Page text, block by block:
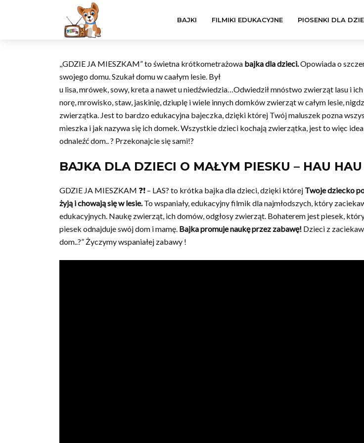
BAJKI FILMIKI EDUKACYJNE PIOSENKI DLA
,,GDZIE JA MIESZKAM” to świetna krótkometrażowa bajka dla dzieci.Opowiada o
swojego domu. Szukał domu w caałym lesie. Był
u lisa, mrówek, sowy, kreta a nawet u niedźwiedzia…Odwiedził mnóstwo zwierząt lasu i
norę, mrowisko, staw, jaskinię, dziuplę i wiele innych domków zwierząt w całym lesie,
zwierzątka. Jest to bardzo edukacyjna bajeczka, dzięki której Twój maluszek pozna
mieszka i jak nazywa się ich domek. Wszystkie dzieci kochają zwierzątka, jest to więc
odnaleźć dom.. ? Przekonajcie się sami!?
BAJKA DLA DZIECI O MAŁYM PIESKU – HAU HAU
GDZIE JA MIESZKAM ❓❗ – LAS? to krótka bajka dla dzieci, dzięki której Twoje dziecko
żyją i chowają się w lesie.To wspaniały, edukacyjny filmik dla najmłodszych, który
edukacyjnych. Naukę zwierząt, ich domów, odgłosy zwierząt. Bohaterem jest piesek,
piesek odnajduje swój dom i mamę. Bajka promuje naukę przez zabawę! Dzieci z
dom..?” Życzymy wspaniałej zabawy !